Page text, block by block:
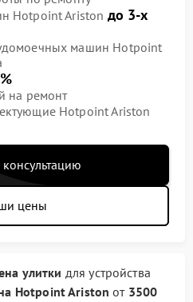
Hotpoint Ariston до 3-х
машин Hotpoint
на ремонт
Hotpoint Ariston
цены
улитки для устройства
Hotpoint Ariston от 3500